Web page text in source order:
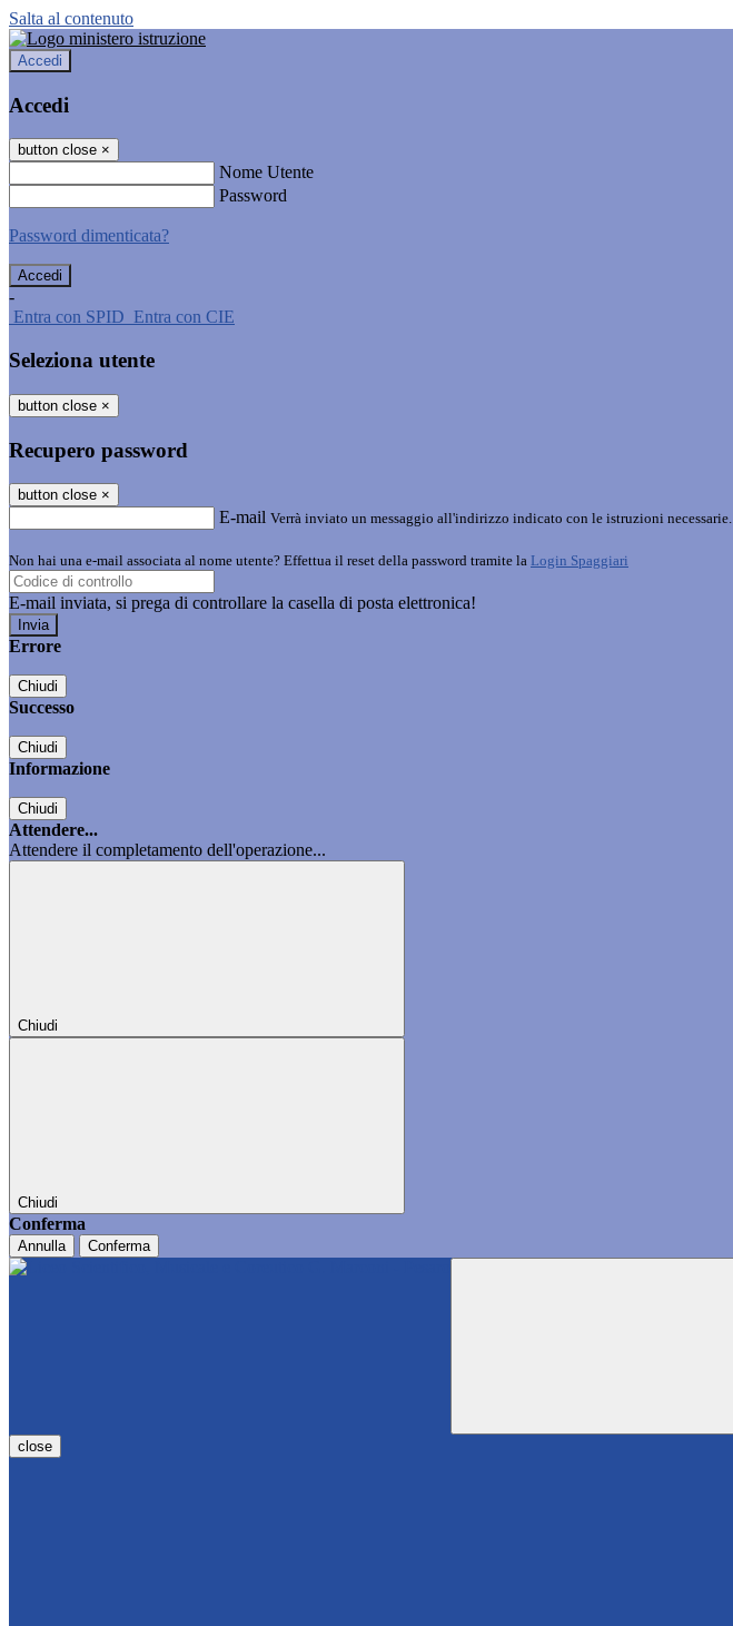
Salta al contenuto
Accedi
Accedi
button close ×
Nome Utente
Password
Password dimenticata?
-
Entra con SPID Entra con CIE
Seleziona utente
button close ×
Recupero password
button close ×
E-mail Verrà inviato un messaggio all'indirizzo indicato con le istruzioni necessarie.
Non hai una e-mail associata al nome utente? Effettua il reset della password tramite la Login Spaggiari
E-mail inviata, si prega di controllare la casella di posta elettronica!
Errore
Chiudi
Successo
Chiudi
Informazione
Chiudi
Attendere...
Attendere il completamento dell'operazione...
Chiudi
Chiudi
Conferma
Annulla Conferma
close